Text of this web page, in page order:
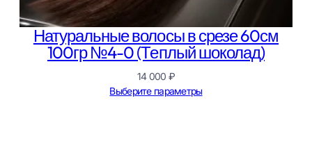
Натуральные волосы в срезе 60см
100гр №4-0 (Теплый шоколад)
14 000 ₽
Выберите параметры